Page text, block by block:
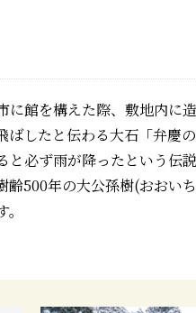
に館を構えた際、敷地内に
ばしたと伝わる大石「弁慶
必ず雨が降ったという伝
500年の大公孫樹(おおい